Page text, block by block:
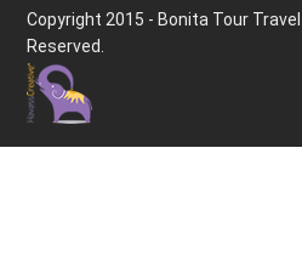
Copyright 2015 - Bonita Tour
Reserved.